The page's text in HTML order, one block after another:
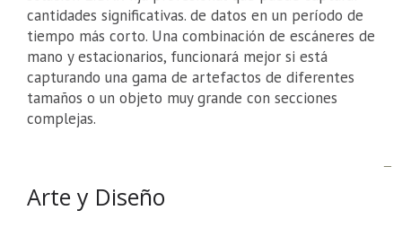
cantidades significativas. de datos en un período de
tiempo más corto. Una combinación de escáneres de
mano y estacionarios, funcionará mejor si está
capturando una gama de artefactos de diferentes
tamaños o un objeto muy grande con secciones
complejas.
Arte y Diseño